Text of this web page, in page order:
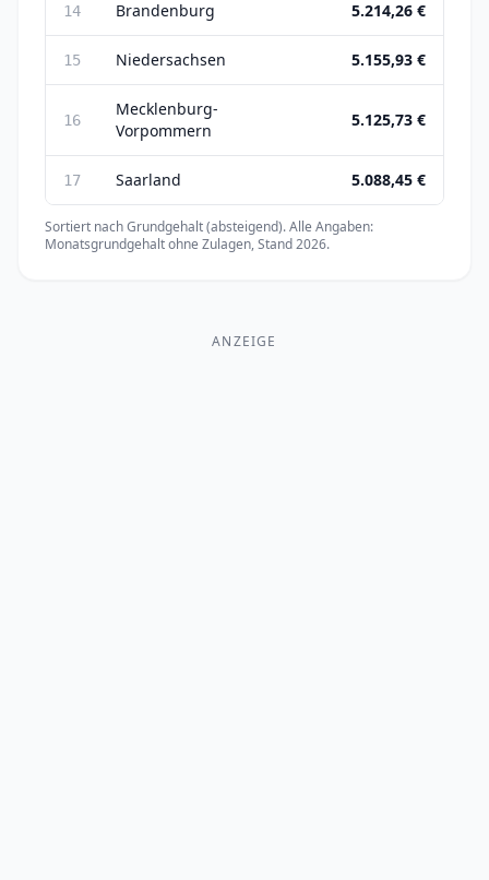
14 Brandenburg 5.214,26 €
15 Niedersachsen 5.155,93 €
16
Mecklenburg-
Vorpommern
5.125,73 €
17 Saarland 5.088,45 €
Sortiert nach Grundgehalt (absteigend). Alle Angaben:
Monatsgrundgehalt ohne Zulagen, Stand 2026.
ANZEIGE